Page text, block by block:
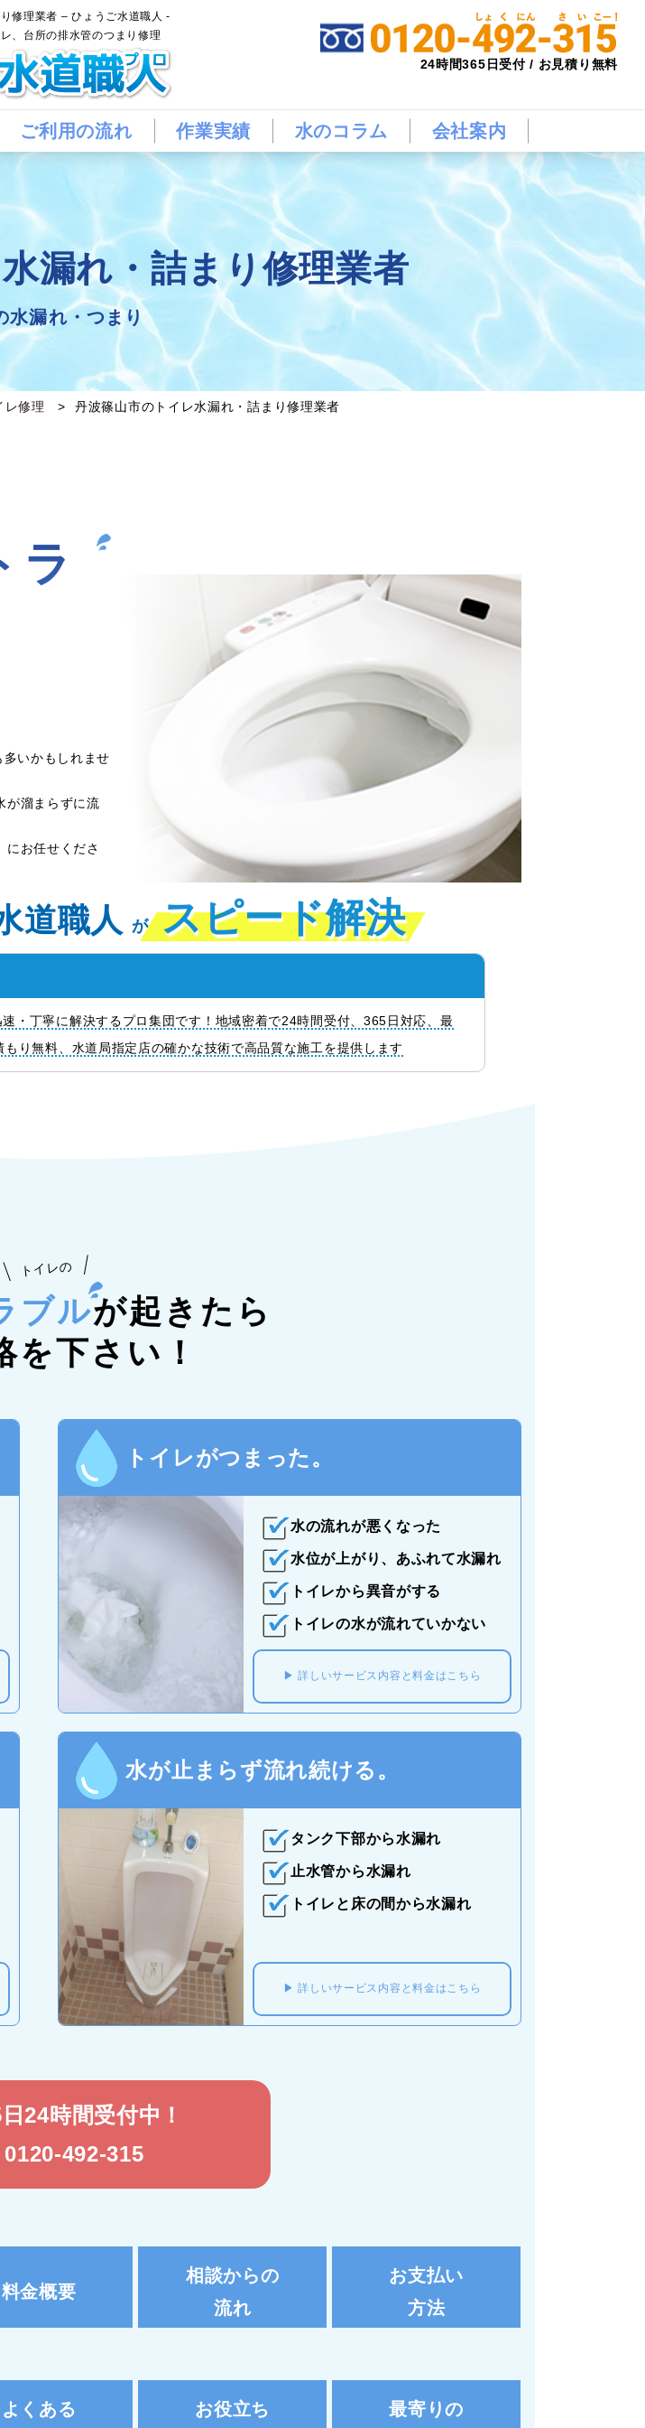
修理業者 – ひょうご水道職人 -
、台所の排水管のつまり修理
24時間365日受付 / お見積り無料
ご利用の流れ 作業実績 水のコラム 会社案内
漏れ・詰まり修理業者
水漏れ・つまり
レ修理 丹波篠山市のトイレ水漏れ・詰まり修理業者
ラ
多いかもしれませ
が溜まらずに流
にお任せくださ
道職人 が スピード解決
・丁寧に解決するプロ集団です！地域密着で24時間受付、365日対応、最
り無料、水道局指定店の確かな技術で高品質な施工を提供します
トイレの
ブルが起きたら
を下さい！
トイレがつまった。
水の流れが悪くなった
水位が上がり、あふれて水漏れ
トイレから異音がする
トイレの水が流れていかない
詳しいサービス内容と料金はこちら
水が止まらず流れ続ける。
タンク下部から水漏れ
止水管から水漏れ
トイレと床の間から水漏れ
詳しいサービス内容と料金はこちら
24時間受付中！
0120-492-315
料金概要
相談からの
流れ
お支払い
方法
よくある お役立ち 最寄りの